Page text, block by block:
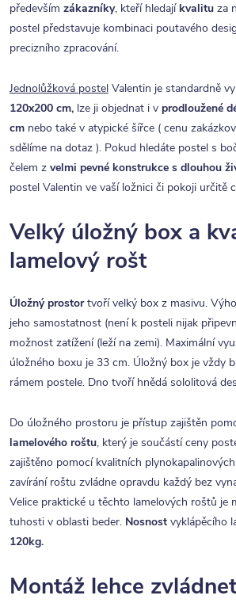
především zákazníky, kteří hledajíkvalitu za
postel představuje kombinaci poutavého
precizního zpracování.
Jednolůžková postel Valentin je standardně
120x200 cm, lze ji objednat i v prodloužené
cm nebo také v atypické šířce ( cenu
sdělíme na dotaz ). Pokud hledáte postel s
čelem z velmi pevné konstrukce s dlouhou
postel Valentin ve vaší ložnici či pokoji určitě
Velký úložný box a
lamelový rošt
Úložný prostortvoří velký box z masivu.
jeho samostatnost (není k posteli nijak
možnost zatížení (leží na zemi). Maximální
úložného boxu je 33 cm. Úložný box je vždy
rámem postele. Dno tvoří hnědá sololitová
Do úložného prostoru je přístup zajištěn
lamelového roštu, který je součástí ceny
zajištěno pomocí kvalitních
zavírání roštu zvládne opravdu každý bez
Velice praktické u těchto lamelových roštů je
tuhosti v oblasti beder. Nosnost vyklápěcího
120kg.
Montáž lehce